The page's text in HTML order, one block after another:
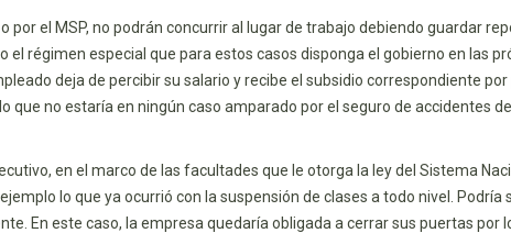
el MSP, no podrán concurrir al lugar de trabajo debiendo guardar
régimen especial que para estos casos disponga el gobierno en las
deja de percibir su salario y recibe el subsidio correspondiente
que no estaría en ningún caso amparado por el seguro de accidentes
en el marco de las facultades que le otorga la ley del Sistema
lo que ya ocurrió con la suspensión de clases a todo nivel. Podría
En este caso, la empresa quedaría obligada a cerrar sus puertas por